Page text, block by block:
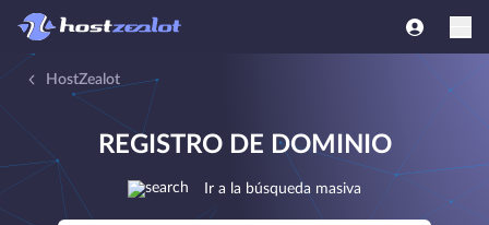
HostZealot
REGISTRO DE DOMINIO
Ir a la búsqueda masiva